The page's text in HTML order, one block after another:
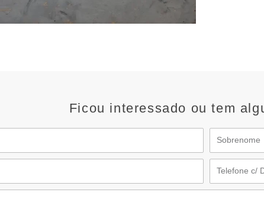
Ficou interessado ou tem